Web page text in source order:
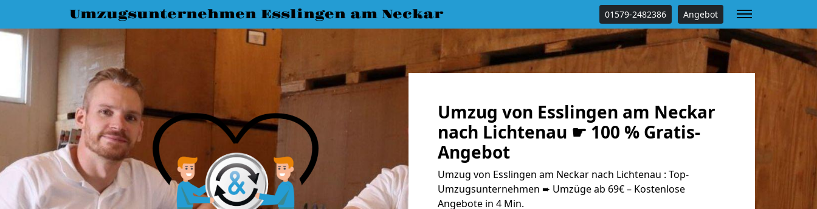
Umzugsunternehmen Esslingen am Neckar 01579-2482386 Angebot
Umzug von Esslingen am Neckar
nach Lichtenau ☛ 100 % Gratis-
Angebot
Umzug von Esslingen am Neckar nach Lichtenau : Top-
Umzugsunternehmen ➨ Umzüge ab 69€ – Kostenlose
Angebote in 4 Min.